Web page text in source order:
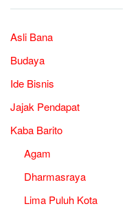
Asli Bana
Budaya
Ide Bisnis
Jajak Pendapat
Kaba Barito
Agam
Dharmasraya
Lima Puluh Kota